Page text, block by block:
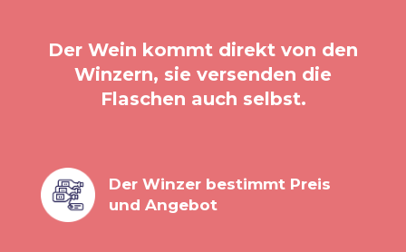
Der Wein kommt direkt von den
Winzern, sie versenden die
Flaschen auch selbst.
Der Winzer bestimmt Preis
und Angebot